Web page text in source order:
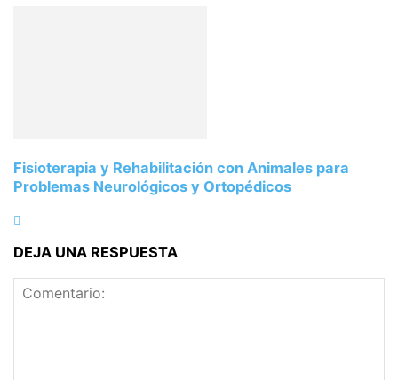
Fisioterapia y Rehabilitación con Animales para
Problemas Neurológicos y Ortopédicos
DEJA UNA RESPUESTA